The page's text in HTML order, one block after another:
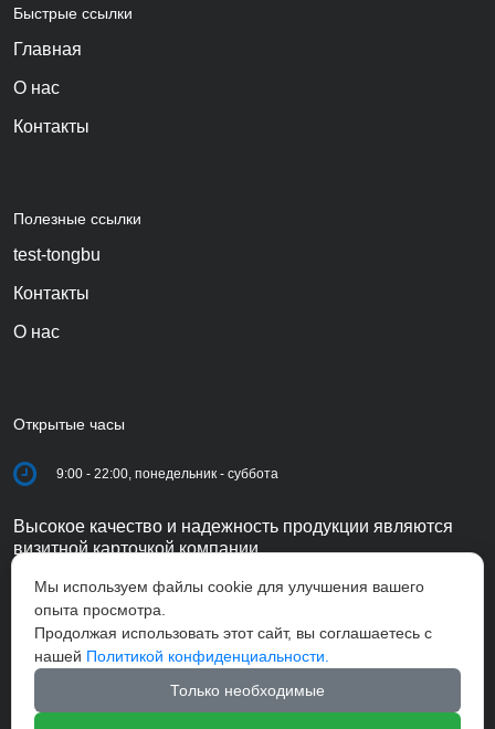
Быстрые ссылки
Главная
О нас
Контакты
Полезные ссылки
test-tongbu
Контакты
О нас
Открытые часы
9:00 - 22:00, понедельник - суббота
Высокое качество и надежность продукции являются
визитной карточкой компании.
Мы используем файлы cookie для улучшения вашего
опыта просмотра.
Продолжая использовать этот сайт, вы соглашаетесь с
нашей Политикой конфиденциальности.
Только необходимые